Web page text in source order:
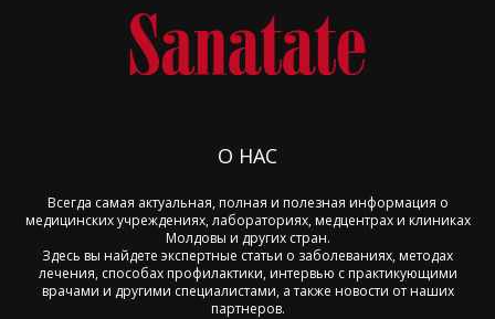
О НАС
Всегда самая актуальная, полная и полезная информация о
медицинских учреждениях, лабораториях, медцентрах и клиниках
Молдовы и других стран.
Здесь вы найдете экспертные статьи о заболеваниях, методах
лечения, способах профилактики, интервью с практикующими
врачами и другими специалистами, а также новости от наших
партнеров.